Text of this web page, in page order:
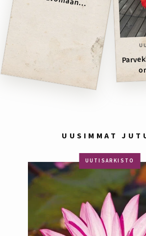
puutarhasatoa
UUSIMMAT
UUTISARKISTO